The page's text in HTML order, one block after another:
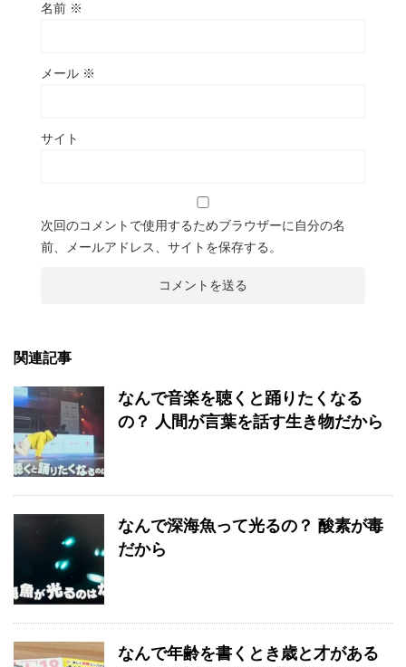
名前 ※
メール ※
サイト
次回のコメントで使用するためブラウザーに自分の名
前、メールアドレス、サイトを保存する。
関連記事
なんで音楽を聴くと踊りたくなる
の？ 人間が言葉を話す生き物だから
なんで深海魚って光るの？ 酸素が毒
だから
なんで年齢を書くとき歳と才がある